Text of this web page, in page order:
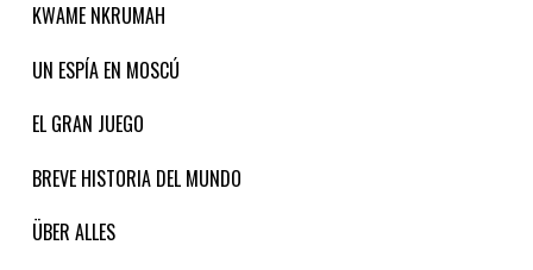
KWAME NKRUMAH
UN ESPÍA EN MOSCÚ
EL GRAN JUEGO
BREVE HISTORIA DEL MUNDO
ÜBER ALLES